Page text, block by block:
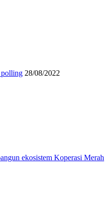
polling 28/08/2022
ekosistem Koperasi Merah